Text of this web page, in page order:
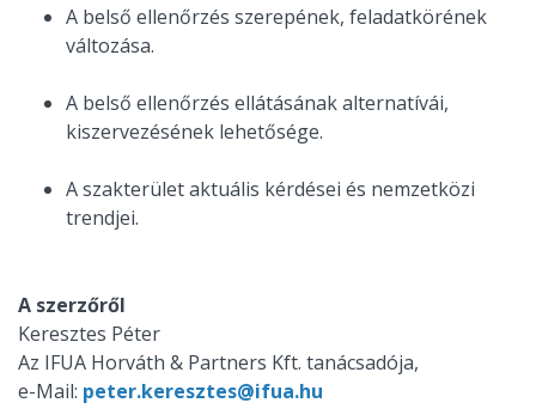
A belső ellenőrzés szerepének, feladatkörének
változása.
A belső ellenőrzés ellátásának alternatívái,
kiszervezésének lehetősége.
A szakterület aktuális kérdései és nemzetközi
trendjei.
A szerzőről
Keresztes Péter
Az IFUA Horváth & Partners Kft. tanácsadója,
e-Mail: peter.keresztes@ifua.hu